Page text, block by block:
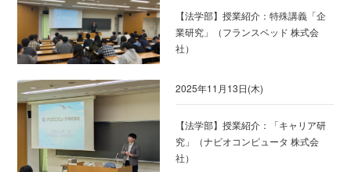
【法学部】授業紹介：特殊講義「企
業研究」（フランスベッド 株式会
社）
2025年11月13日(木)
【法学部】授業紹介：「キャリア研
究」（ナビオコンピュータ 株式会
社）